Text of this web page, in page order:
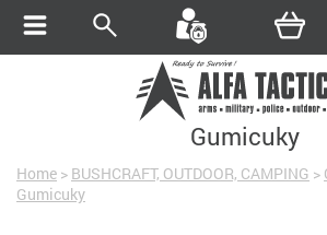
Gumicuky
Home > BUSHCRAFT, OUTDOOR, CAMPING >
Gumicuky